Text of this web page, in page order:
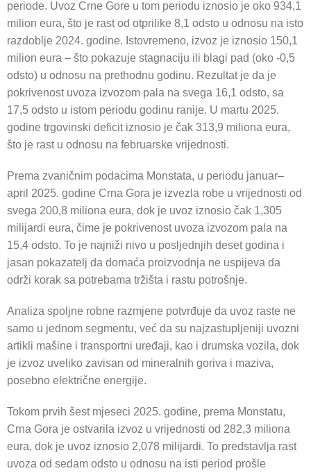
periode. Uvoz Crne Gore u tom periodu iznosio je oko 934,1
milion eura, što je rast od otprilike 8,1 odsto u odnosu na isto
razdoblje 2024. godine. Istovremeno, izvoz je iznosio 150,1
milion eura – što pokazuje stagnaciju ili blagi pad (oko -0,5
odsto) u odnosu na prethodnu godinu. Rezultat je da je
pokrivenost uvoza izvozom pala na svega 16,1 odsto, sa
17,5 odsto u istom periodu godinu ranije. U martu 2025.
godine trgovinski deficit iznosio je čak 313,9 miliona eura,
što je rast u odnosu na februarske vrijednosti.
Prema zvaničnim podacima Monstata, u periodu januar–
april 2025. godine Crna Gora je izvezla robe u vrijednosti od
svega 200,8 miliona eura, dok je uvoz iznosio čak 1,305
milijardi eura, čime je pokrivenost uvoza izvozom pala na
15,4 odsto. To je najniži nivo u posljednjih deset godina i
jasan pokazatelj da domaća proizvodnja ne uspijeva da
održi korak sa potrebama tržišta i rastu potrošnje.
Analiza spoljne robne razmjene potvrđuje da uvoz raste ne
samo u jednom segmentu, već da su najzastupljeniji uvozni
artikli mašine i transportni uređaji, kao i drumska vozila, dok
je izvoz uveliko zavisan od mineralnih goriva i maziva,
posebno električne energije.
Tokom prvih šest mjeseci 2025. godine, prema Monstatu,
Crna Gora je ostvarila izvoz u vrijednosti od 282,3 miliona
eura, dok je uvoz iznosio 2,078 milijardi. To predstavlja rast
uvoza od sedam odsto u odnosu na isti period prošle